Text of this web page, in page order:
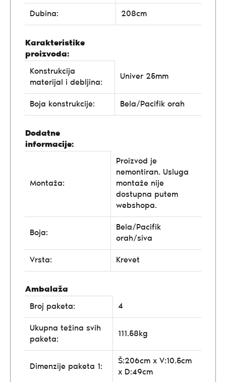
Dubina: 208cm
Karakteristike
proizvoda:
Konstrukcija
materijal i debljina:
Univer 25mm
Boja konstrukcije: Bela/Pacifik orah
Dodatne
informacije:
Montaža:
Proizvod je
nemontiran. Usluga
montaže nije
dostupna putem
webshopa.
Boja:
Bela/Pacifik
orah/siva
Vrsta: Krevet
Ambalaža
Broj paketa:
4
Ukupna težina svih
paketa:
111.58kg
Dimenzije paketa 1:
Š:206cm x V:10.5cm
x D:49cm